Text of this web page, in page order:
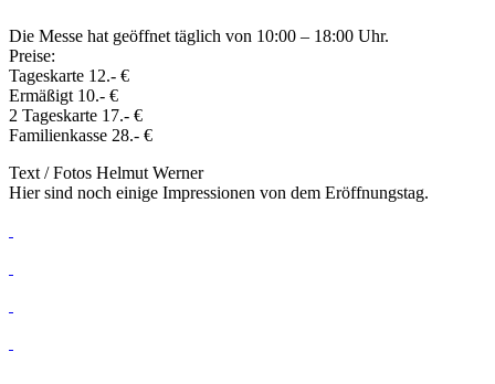
Die Messe hat geöffnet täglich von 10:00 – 18:00 Uhr.
Preise:
Tageskarte 12.- €
Ermäßigt 10.- €
2 Tageskarte 17.- €
Familienkasse 28.- €
Text / Fotos Helmut Werner
Hier sind noch einige Impressionen von dem Eröffnungstag.